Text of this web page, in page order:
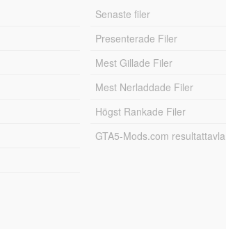
Senaste filer
Presenterade Filer
Mest Gillade Filer
Mest Nerladdade Filer
Högst Rankade Filer
GTA5-Mods.com resultattavla